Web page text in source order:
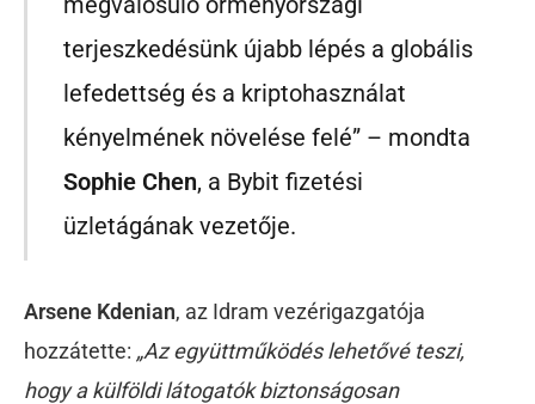
terjeszkedésünk újabb lépés a globális
lefedettség és a kriptohasználat
kényelmének növelése felé” – mondta
Sophie Chen, a Bybit fizetési
üzletágának vezetője.
Arsene Kdenian, az Idram vezérigazgatója
hozzátette: „Az együttműködés lehetővé teszi,
hogy a külföldi látogatók biztonságosan